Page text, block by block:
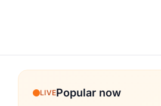
LIVEPopular now